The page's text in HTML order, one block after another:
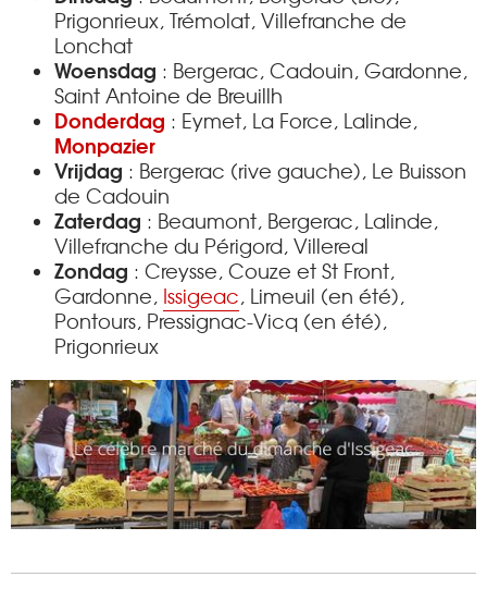
Prigonrieux, Trémolat, Villefranche de
Lonchat
Woensdag : Bergerac, Cadouin, Gardonne,
Saint Antoine de Breuillh
Donderdag : Eymet, La Force, Lalinde,
Monpazier
Vrijdag : Bergerac (rive gauche), Le Buisson
de Cadouin
Zaterdag : Beaumont, Bergerac, Lalinde,
Villefranche du Périgord, Villereal
Zondag : Creysse, Couze et St Front,
Gardonne, Issigeac, Limeuil (en été),
Pontours, Pressignac-Vicq (en été),
Prigonrieux